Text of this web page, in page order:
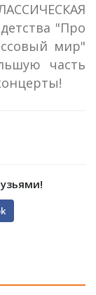
"Про
мир"
часть